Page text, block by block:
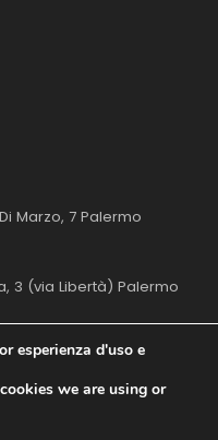
Marzo, 7 Palermo
3 (via Libertà) Palermo
- Tutti i diritti riservati
esperienza d'uso e
we are using or